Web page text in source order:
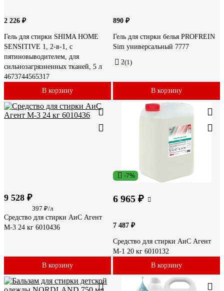
2 226 ₽
Гель для стирки SHIMA HOME
SENSITIVE 1, 2-в-1, с
пятиновыводителем, для
сильнозагрязненных тканей, 5 л
4673744565317
В корзину
890 ₽
Гель для стирки белья PROFREIN
Sim универсальный 7777
2(1)
В корзину
9 528 ₽
397 ₽/л
Средство для стирки АиС Агент
M-3 24 кг 6010436
В корзину
-7%
6 965 ₽
7 487 ₽
Средство для стирки АиС Агент
M-1 20 кг 6010132
В корзину